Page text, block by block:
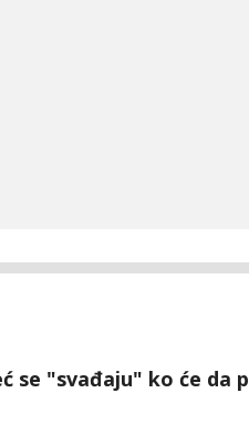
se "svađaju" ko će da